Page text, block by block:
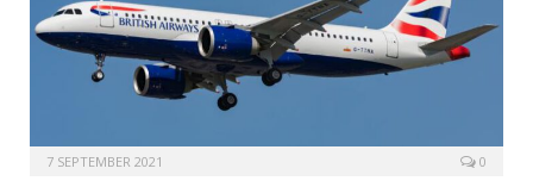
7 SEPTEMBER 2021 0